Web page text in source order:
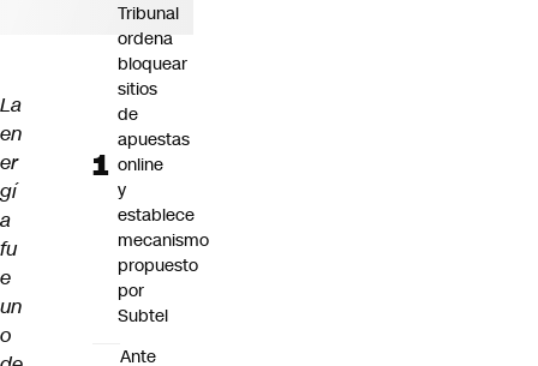
La
en
er
gí
a
fu
e
un
o
Tribunal
ordena
bloquear
sitios
de
apuestas
online
y
establece
mecanismo
propuesto
por
Subtel
Ante